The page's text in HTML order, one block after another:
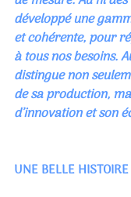
développé une
et cohérente, pour
à tous nos besoins.
distingue non
de sa production,
d’innovation et son
UNE BELLE